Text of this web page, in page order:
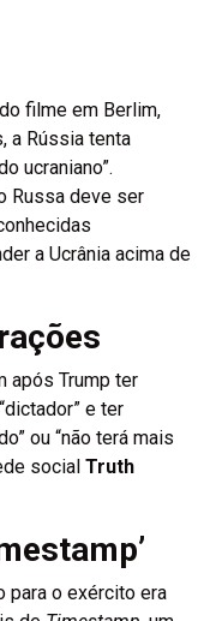
filme em Berlim,
a Rússia tenta
ucraniano”.
Russa deve ser
a Ucrânia acima de
após Trump ter
e ter
ou “não terá mais
social Truth
para o exército era